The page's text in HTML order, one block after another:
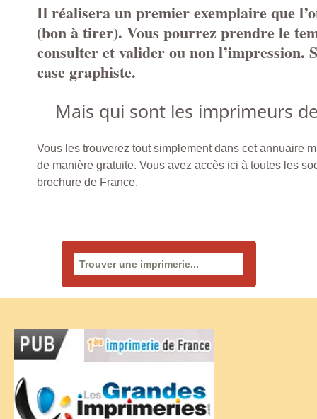
Il réalisera un premier exemplaire que
(bon à tirer). Vous pourrez prendre le
consulter et valider ou non l’impression.
case graphiste.
Mais qui sont les imprimeurs
Vous les trouverez tout simplement dans cet annuaire
de manière gratuite. Vous avez accès ici à toutes les
brochure de France.
Rechercher